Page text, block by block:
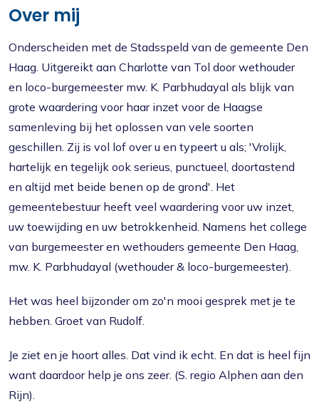
Over mij
Onderscheiden met de Stadsspeld van de gemeente Den
Haag. Uitgereikt aan Charlotte van Tol door wethouder
en loco-burgemeester mw. K. Parbhudayal als blijk van
grote waardering voor haar inzet voor de Haagse
samenleving bij het oplossen van vele soorten
geschillen. Zij is vol lof over u en typeert u als; 'Vrolijk,
hartelijk en tegelijk ook serieus, punctueel, doortastend
en altijd met beide benen op de grond'. Het
gemeentebestuur heeft veel waardering voor uw inzet,
uw toewijding en uw betrokkenheid. Namens het college
van burgemeester en wethouders gemeente Den Haag,
mw. K. Parbhudayal (wethouder & loco-burgemeester).
Het was heel bijzonder om zo'n mooi gesprek met je te
hebben. Groet van Rudolf.
Je ziet en je hoort alles. Dat vind ik echt. En dat is heel fijn
want daardoor help je ons zeer. (S. regio Alphen aan den
Rijn).